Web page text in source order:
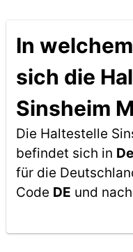
In
sich die
Sinsheim
Die Haltestelle
befindet sich in
für die
Code DE und